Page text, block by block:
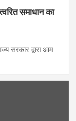
समाधान का
सरकार द्वारा आम